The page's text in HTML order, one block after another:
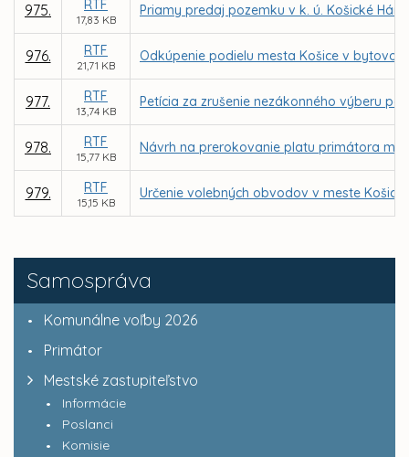
Samospráva
Komunálne voľby 2026
Primátor
Mestské zastupiteľstvo
Informácie
Poslanci
Komisie
975. RTF
17,83 KB
Priamy predaj pozemku v k. ú. Košické
976. RTF
21,71 KB
Odkúpenie podielu mesta Košice v
977. RTF
13,74 KB
Petícia za zrušenie nezákonného výberu
978. RTF
15,77 KB
Návrh na prerokovanie platu primátora
979. RTF
15,15 KB
Určenie volebných obvodov v meste